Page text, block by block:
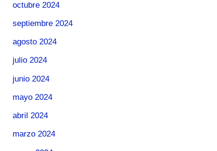
octubre 2024
septiembre 2024
agosto 2024
julio 2024
junio 2024
mayo 2024
abril 2024
marzo 2024